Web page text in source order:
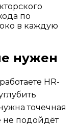
по
в каждую
нужен
HR-
точечная
не подойдёт